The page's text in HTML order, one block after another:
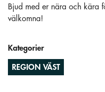
Bjud med er nära och kära
välkomna!
Kategorier
REGION VÄST